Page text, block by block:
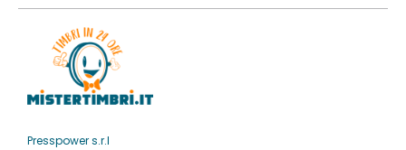
Presspower s.r.l